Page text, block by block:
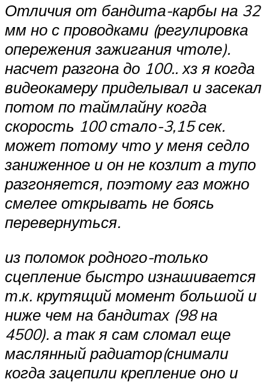
Отличия от бандита-карбы на 32
мм но с проводками (регулировка
опережения зажигания чтоле).
насчет разгона до 100.. хз я когда
видеокамеру приделывал и засекал
потом по таймлайну когда
скорость 100 стало-3,15 сек.
может потому что у меня седло
заниженное и он не козлит а тупо
разгоняется, поэтому газ можно
смелее открывать не боясь
перевернуться.
из поломок родного-только
сцепление быстро изнашивается
т.к. крутящий момент большой и
ниже чем на бандитах (98 на
4500). а так я сам сломал еще
маслянный радиатор(снимали
когда зацепили крепление оно и